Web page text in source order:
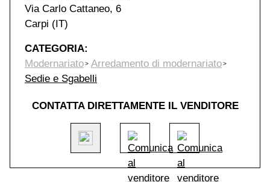
Via Carlo Cattaneo, 6
Carpi (IT)
CATEGORIA:
Modernariato
Arredamento di modernariato
Sedie e Sgabelli
CONTATTA DIRETTAMENTE IL VENDITORE